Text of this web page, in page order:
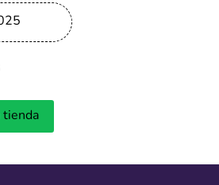
edición del
Actualizado:
tienda